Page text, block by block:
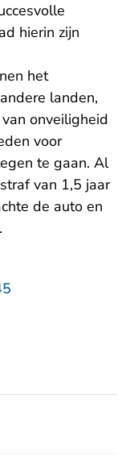
hierin zijn
het
landen,
onveiligheid
voor
te gaan. Al
van 1,5 jaar
de auto en
via X -
nieuwsbericht via
dit nieuwsbericht
dit